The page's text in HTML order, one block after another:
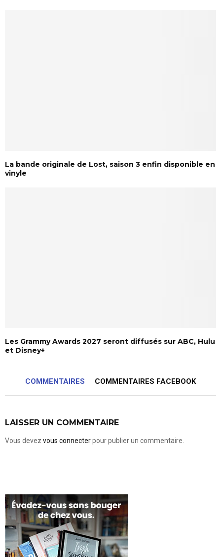
La bande originale de Lost, saison 3 enfin disponible en
vinyle
Les Grammy Awards 2027 seront diffusés sur ABC, Hulu
et Disney+
COMMENTAIRES COMMENTAIRES FACEBOOK
LAISSER UN COMMENTAIRE
Vous devez vous connecterpour publier un commentaire.